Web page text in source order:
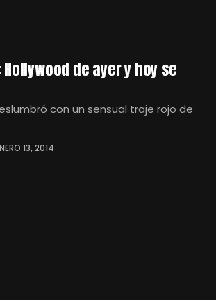
de ayer y hoy se
con un sensual traje rojo de
13, 2014